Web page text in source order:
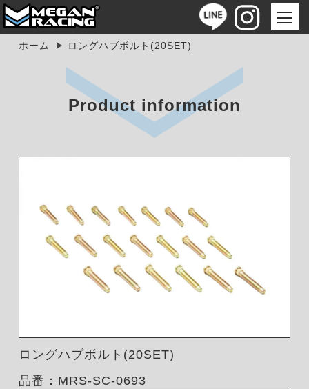
ホーム ロングハブボルト(20SET)
Product information
ロングハブボルト(20SET)
品番：MRS-SC-0693